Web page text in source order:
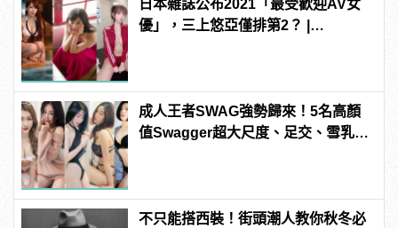
日本雜誌公布2021「最受歡迎AV女
優」，三上悠亞僅排第2？ |
成人王者SWAG強勢歸來！5名高顏
值Swagger超大尺度、足交、雪乳、
不只能搭西裝！街頭潮人教你秋冬必